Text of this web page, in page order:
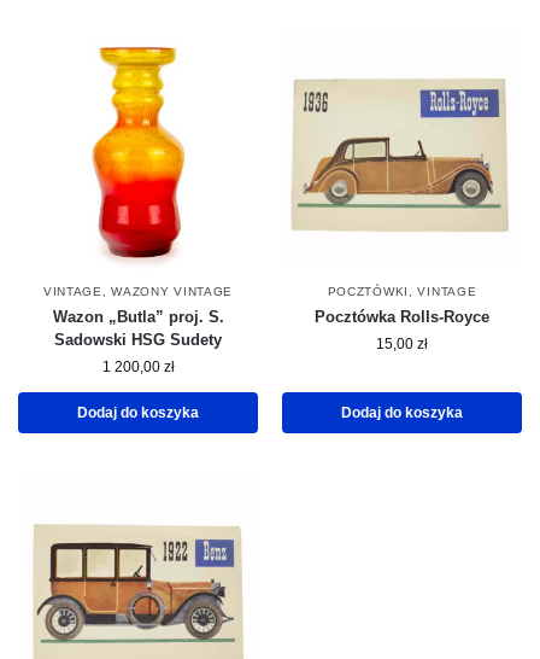
VINTAGE ,WAZONY VINTAGE
Wazon „Butla” proj. S.
Sadowski HSG Sudety
1 200,00 zł
Dodaj do koszyka
POCZTÓWKI ,VINTAGE
Pocztówka Rolls-Royce
15,00 zł
Dodaj do koszyka